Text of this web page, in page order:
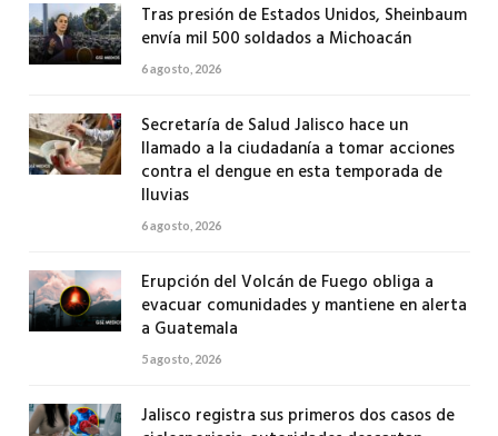
Tras presión de Estados Unidos, Sheinbaum
envía mil 500 soldados a Michoacán
6 agosto, 2026
Secretaría de Salud Jalisco hace un
llamado a la ciudadanía a tomar acciones
contra el dengue en esta temporada de
lluvias
6 agosto, 2026
Erupción del Volcán de Fuego obliga a
evacuar comunidades y mantiene en alerta
a Guatemala
5 agosto, 2026
Jalisco registra sus primeros dos casos de